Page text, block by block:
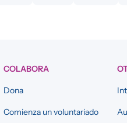
COLABORA
Dona
Comienza un voluntariado